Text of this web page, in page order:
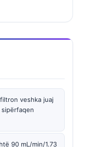
veshka juaj
90 mL/min/1.73